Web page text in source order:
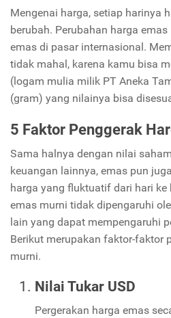
Mengenai harga, setiap harinya
berubah. Perubahan harga
emas di pasar internasional.
tidak mahal, karena kamu bisa
(logam mulia milik PT Aneka
(gram) yang nilainya bisa
5 Faktor Penggerak
Sama halnya dengan nilai
keuangan lainnya, emas pun
harga yang fluktuatif dari hari ke
emas murni tidak dipengaruhi
lain yang dapat mempengaruhi
Berikut merupakan faktor-faktor
murni.
Nilai Tukar USD
Pergerakan harga emas